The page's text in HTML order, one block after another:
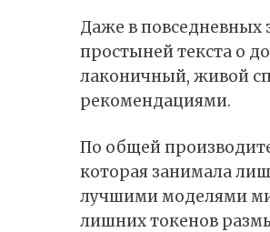
Даже в повседневных
простыней текста о
лаконичный, живой
рекомендациями.
По общей
которая занимала
лучшими моделями
лишних токенов